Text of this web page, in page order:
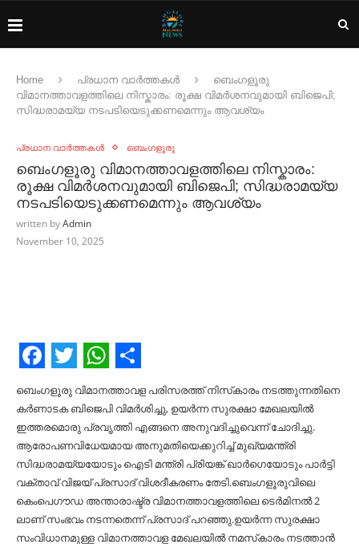
Home പ്രധാന വാർത്തകൾ
ബെംഗളൂരു
വിമാനത്താവളത്തിലെ നിസ്കാരം: രൂക്ഷ വിമർശനവുമായി ബിജെപി;
സിദ്ധരാമയ്യ നടപടിയെടുക്കണമെന്നും ആവശ്യം
പ്രധാന വാർത്തകൾ ബെംഗളൂരു
ബെംഗളൂരു വിമാനത്താവളത്തിലെ നിസ്കാരം:
രൂക്ഷ വിമർശനവുമായി ബിജെപി; സിദ്ധരാമയ്യ
നടപടിയെടുക്കണമെന്നും ആവശ്യം
written byAdmin
November 10, 2025
Facebook
Twitter
WhatsApp
Share
ബെംഗളൂരു വിമാനത്താവള പരിസരത്ത് നിസ്‌കാരം നടത്തുന്നതിനെ
കർണാടക ബിജെപി വിമർശിച്ചു, ഉയർന്ന സുരക്ഷാ മേഖലയിൽ
ഇത്തരമൊരു പ്രവൃത്തി എങ്ങനെ അനുവദിച്ചുവെന്ന് ചോദിച്ചു.
ആരോപണവിധേയമായ അനുമതിയെക്കുറിച്ച് മുഖ്യമന്ത്രി
സിദ്ധരാമയ്യയോടും ഐടി മന്ത്രി പ്രിയങ്ക് ഖാർഗെയോടും പാർട്ടി
വക്താവ് വിജയ് പ്രസാദ് വിശദീകരണം തേടി.ബെംഗളൂരുവിലെ
കെംപെഗൗഡ അന്താരാഷ്ട്ര വിമാനത്താവളത്തിലെ ടെർമിനൽ 2
ലാണ് സംഭവം നടന്നതെന്ന് പ്രസാദ് പറഞ്ഞു.ഉയർന്ന സുരക്ഷാ
സംവിധാനമുള്ള വിമാനത്താവള മേഖലയിൽ നമസ്‌കാരം നടത്താൻ